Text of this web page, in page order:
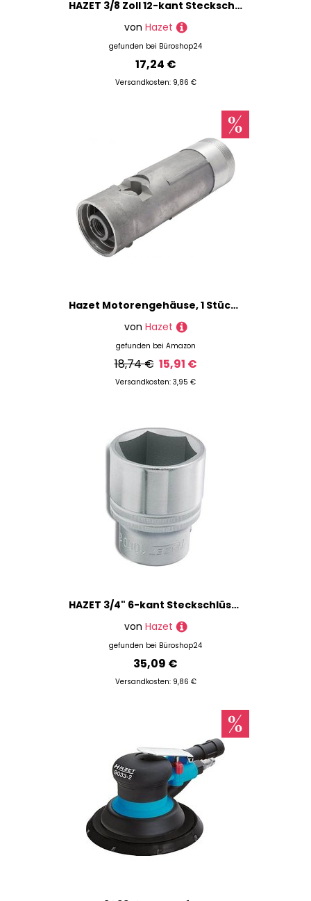
HAZET 3/8 Zoll 12-kant Steckschlüsseleinsatz Größe: 11,0 mm
von Hazet
gefunden bei Büroshop24
17,24 €
Versandkosten: 9,86 €
Hazet Motorengehäuse, 1 Stück, 9033-8-09
von Hazet
gefunden bei Amazon
18,74 € 15,91 €
Versandkosten: 3,95 €
HAZET 3/4" 6-kant Steckschlüsseleinsatz Größe: 30,0 mm
von Hazet
gefunden bei Büroshop24
35,09 €
Versandkosten: 9,86 €